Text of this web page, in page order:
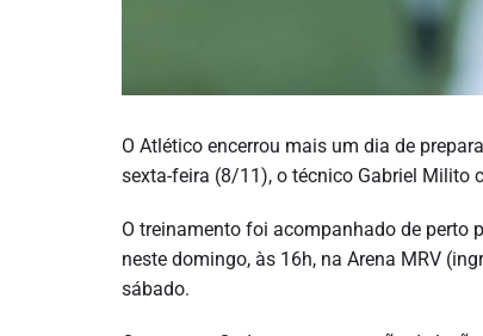
O Atlético encerrou mais um dia de
sexta-feira (8/11), o técnico Gabriel Milito
O treinamento foi acompanhado de perto
neste domingo, às 16h, na Arena MRV
sábado.